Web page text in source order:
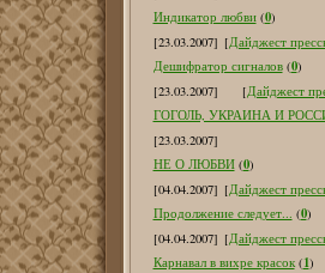
Индикатор любви (0)
[23.03.2007] [Дайджест
Дешифратор сигналов (0)
[23.03.2007]
[Дайджест
ГОГОЛЬ, УКРАИНА И
[23.03.2007]
НЕ О ЛЮБВИ (0)
[04.04.2007] [Дайджест
Продолжение следует... (0)
[04.04.2007] [Дайджест
Карнавал в вихре красок (1)